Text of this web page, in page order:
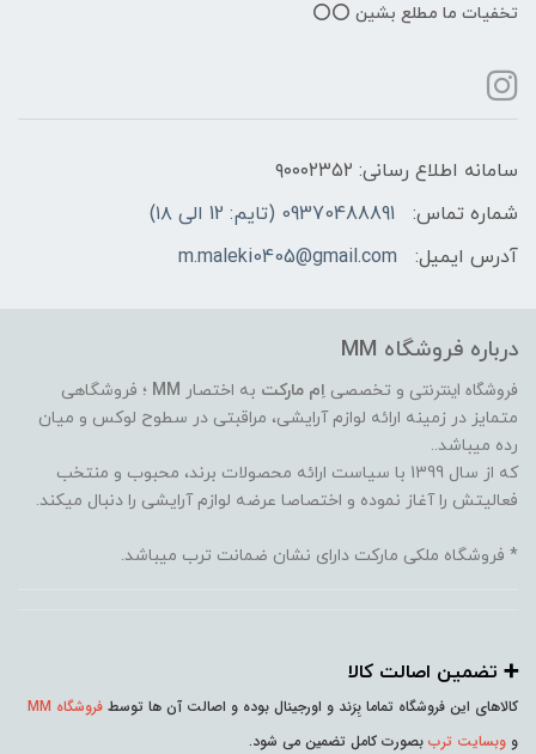
تخفیات ما مطلع بشین ⭕️⭕️
سامانه اطلاع رسانی: ۹۰۰۰۲۳۵۲
شماره تماس:
09370488891 (تایم: 12 الی ۱۸)
آدرس ایمیل:
m.maleki0405@gmail.com
درباره فروشگاه MM
فروشگاه اینترنتی و تخصصی اِم مارکت به اختصار MM ؛ فروشگاهی
متمایز در زمینه ارائه لوازم آرایشی، مراقبتی در سطوح لوکس و میان
رده میباشد..
که از سال 1399 با سیاست ارائه محصولات برند، محبوب و منتخب
فعالیتش را آغاز نموده و اختصاصا عرضه لوازم آرایشی را دنبال میکند.
* فروشگاه ملکی مارکت دارای نشان ضمانت ترب میباشد.
➕️ تضمین اصالت کالا
کالاهای این فروشگاه تماما بِرَند و اورجینال بوده و اصالت آن ها توسط فروشگاه MM
و وبسایت ترب بصورت کامل تضمین می شود.